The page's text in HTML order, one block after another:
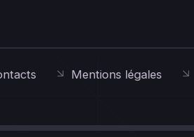
Mentions légales